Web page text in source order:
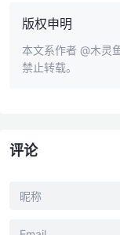
版权申明
本文系作者 @木灵
禁止转载。
评论